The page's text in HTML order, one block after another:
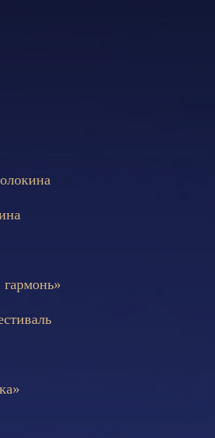
«Играй, гармонь!»,